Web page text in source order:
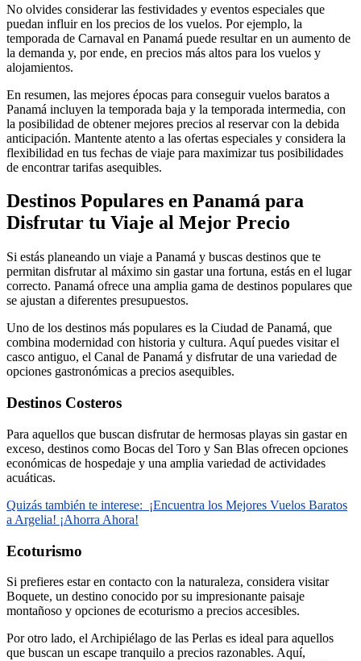
No olvides considerar las festividades y eventos especiales que
puedan influir en los precios de los vuelos. Por ejemplo, la
temporada de Carnaval en Panamá puede resultar en un aumento de
la demanda y, por ende, en precios más altos para los vuelos y
alojamientos.
En resumen, las mejores épocas para conseguir vuelos baratos a
Panamá incluyen la temporada baja y la temporada intermedia, con
la posibilidad de obtener mejores precios al reservar con la debida
anticipación. Mantente atento a las ofertas especiales y considera la
flexibilidad en tus fechas de viaje para maximizar tus posibilidades
de encontrar tarifas asequibles.
Destinos Populares en Panamá para
Disfrutar tu Viaje al Mejor Precio
Si estás planeando un viaje a Panamá y buscas destinos que te
permitan disfrutar al máximo sin gastar una fortuna, estás en el lugar
correcto. Panamá ofrece una amplia gama de destinos populares que
se ajustan a diferentes presupuestos.
Uno de los destinos más populares es la Ciudad de Panamá, que
combina modernidad con historia y cultura. Aquí puedes visitar el
casco antiguo, el Canal de Panamá y disfrutar de una variedad de
opciones gastronómicas a precios asequibles.
Destinos Costeros
Para aquellos que buscan disfrutar de hermosas playas sin gastar en
exceso, destinos como Bocas del Toro y San Blas ofrecen opciones
económicas de hospedaje y una amplia variedad de actividades
acuáticas.
Quizás también te interese: ¡Encuentra los Mejores Vuelos Baratos
a Argelia! ¡Ahorra Ahora!
Ecoturismo
Si prefieres estar en contacto con la naturaleza, considera visitar
Boquete, un destino conocido por su impresionante paisaje
montañoso y opciones de ecoturismo a precios accesibles.
Por otro lado, el Archipiélago de las Perlas es ideal para aquellos
que buscan un escape tranquilo a precios razonables. Aquí,